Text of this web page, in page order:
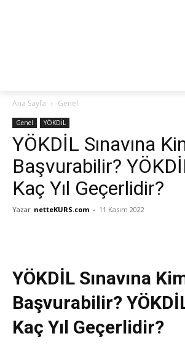
Ana Sayfa Genel
Genel YÖKDİL
YÖKDİL Sınavına
Başvurabilir?
Kaç Yıl Geçerlidir?
Yazar netteKURS.com - 11 Kasım 2022
YÖKDİL Sınavına
Başvurabilir?
Kaç Yıl Geçerlidir?